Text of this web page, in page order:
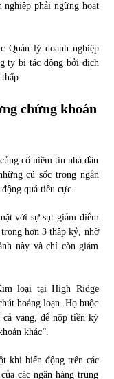
nghiệp phải ngừng hoạt
Quản lý doanh nghiệp
ty bị tác động bởi dịch
chứng khoán
cố niềm tin nhà đầu
cú sốc trong ngắn
quá tiêu cực.
với sự sụt giảm điểm
hơn 3 thập kỷ, nhờ
này và chỉ còn giảm
loại tại High Ridge
hoảng loạn. Họ buộc
vàng, để nộp tiền ký
khác”.
khi biến động trên các
các ngân hàng trung